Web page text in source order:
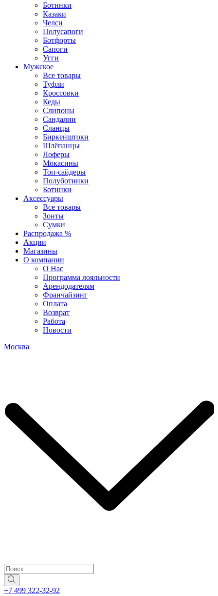
Ботинки
Казаки
Челси
Полусапоги
Ботфорты
Сапоги
Угги
Мужское
Все товары
Туфли
Кроссовки
Кеды
Слипоны
Сандалии
Сланцы
Биркенштоки
Шлёпанцы
Лоферы
Мокасины
Топ-сайдеры
Полуботинки
Ботинки
Аксессуары
Все товары
Зонты
Сумки
Распродажа %
Акции
Магазины
О компании
О Нас
Программа лояльности
Арендодателям
Франчайзинг
Оплата
Возврат
Работа
Новости
Москва
+7 499 322-32-92